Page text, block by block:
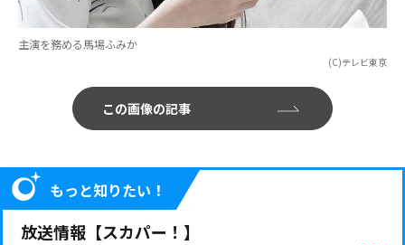
主演を務める馬場ふみか
(C)テレビ東京
この画像の記事
もっと知りたい！
放送情報【スカパー！】